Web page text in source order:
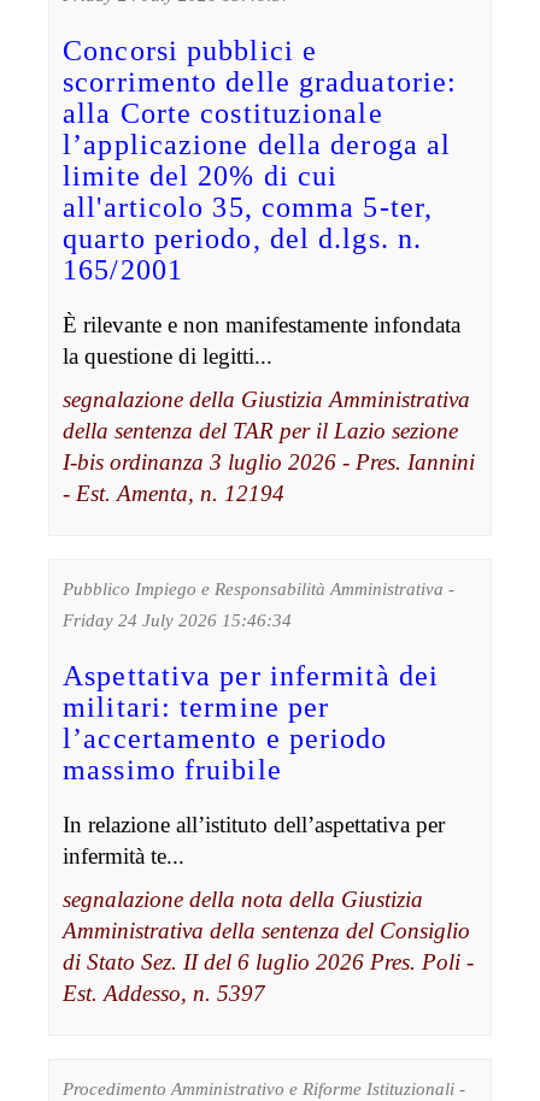
Concorsi pubblici e
scorrimento delle graduatorie:
alla Corte costituzionale
l’applicazione della deroga al
limite del 20% di cui
all'articolo 35, comma 5-ter,
quarto periodo, del d.lgs. n.
165/2001
È rilevante e non manifestamente infondata
la questione di legitti...
segnalazione della Giustizia Amministrativa
della sentenza del TAR per il Lazio sezione
I-bis ordinanza 3 luglio 2026 - Pres. Iannini
- Est. Amenta, n. 12194
Pubblico Impiego e Responsabilità Amministrativa -
Friday 24 July 2026 15:46:34
Aspettativa per infermità dei
militari: termine per
l’accertamento e periodo
massimo fruibile
In relazione all’istituto dell’aspettativa per
infermità te...
segnalazione della nota della Giustizia
Amministrativa della sentenza del Consiglio
di Stato Sez. II del 6 luglio 2026 Pres. Poli -
Est. Addesso, n. 5397
Procedimento Amministrativo e Riforme Istituzionali -